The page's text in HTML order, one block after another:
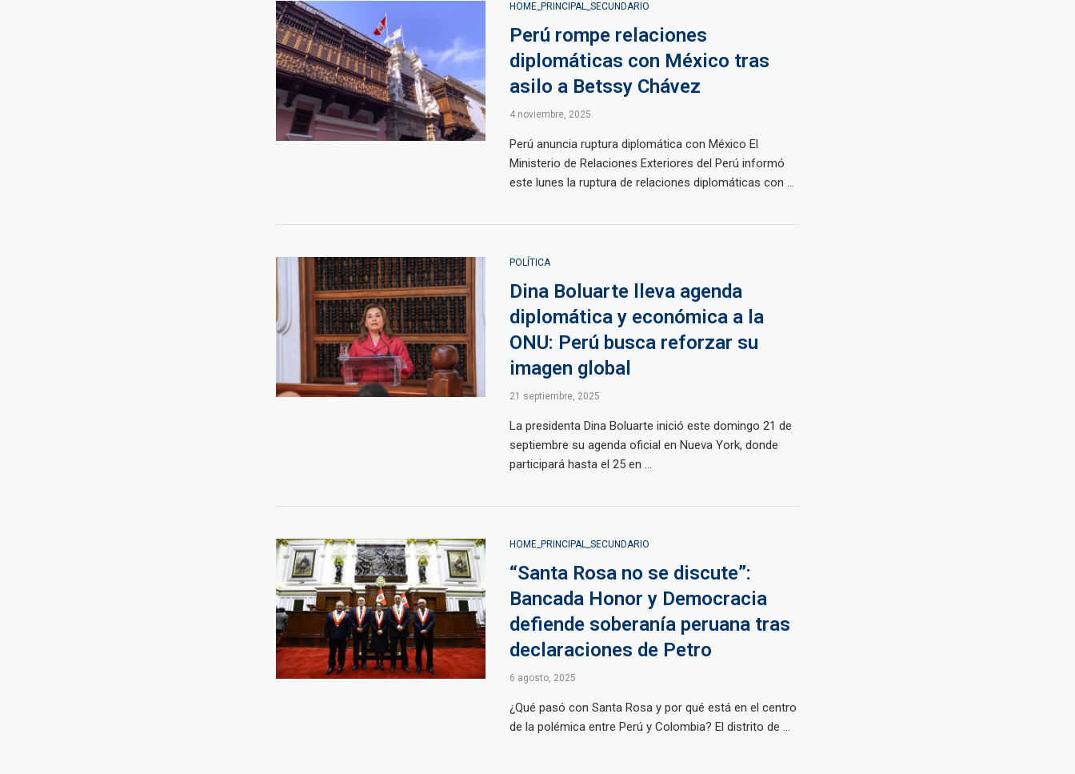
HOME_PRINCIPAL_SECUNDARIO
Perú rompe relaciones
diplomáticas con México tras
asilo a Betssy Chávez
4 noviembre, 2025
Perú anuncia ruptura diplomática con México El
Ministerio de Relaciones Exteriores del Perú informó
este lunes la ruptura de relaciones diplomáticas con ...
POLÍTICA
Dina Boluarte lleva agenda
diplomática y económica a la
ONU: Perú busca reforzar su
imagen global
21 septiembre, 2025
La presidenta Dina Boluarte inició este domingo 21 de
septiembre su agenda oficial en Nueva York, donde
participará hasta el 25 en ...
HOME_PRINCIPAL_SECUNDARIO
“Santa Rosa no se discute”:
Bancada Honor y Democracia
defiende soberanía peruana tras
declaraciones de Petro
6 agosto, 2025
¿Qué pasó con Santa Rosa y por qué está en el centro
de la polémica entre Perú y Colombia? El distrito de ...